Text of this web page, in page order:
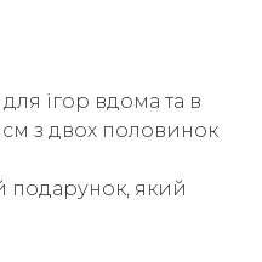
ігор вдома та в
см з двох половинок
подарунок, який